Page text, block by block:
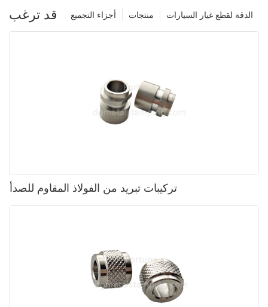
قد ترغب الدقة لقطع غيار السيارات منتجات أجزاء التجميع
تركيبات تبريد من الفولاذ المقاوم للصدأ